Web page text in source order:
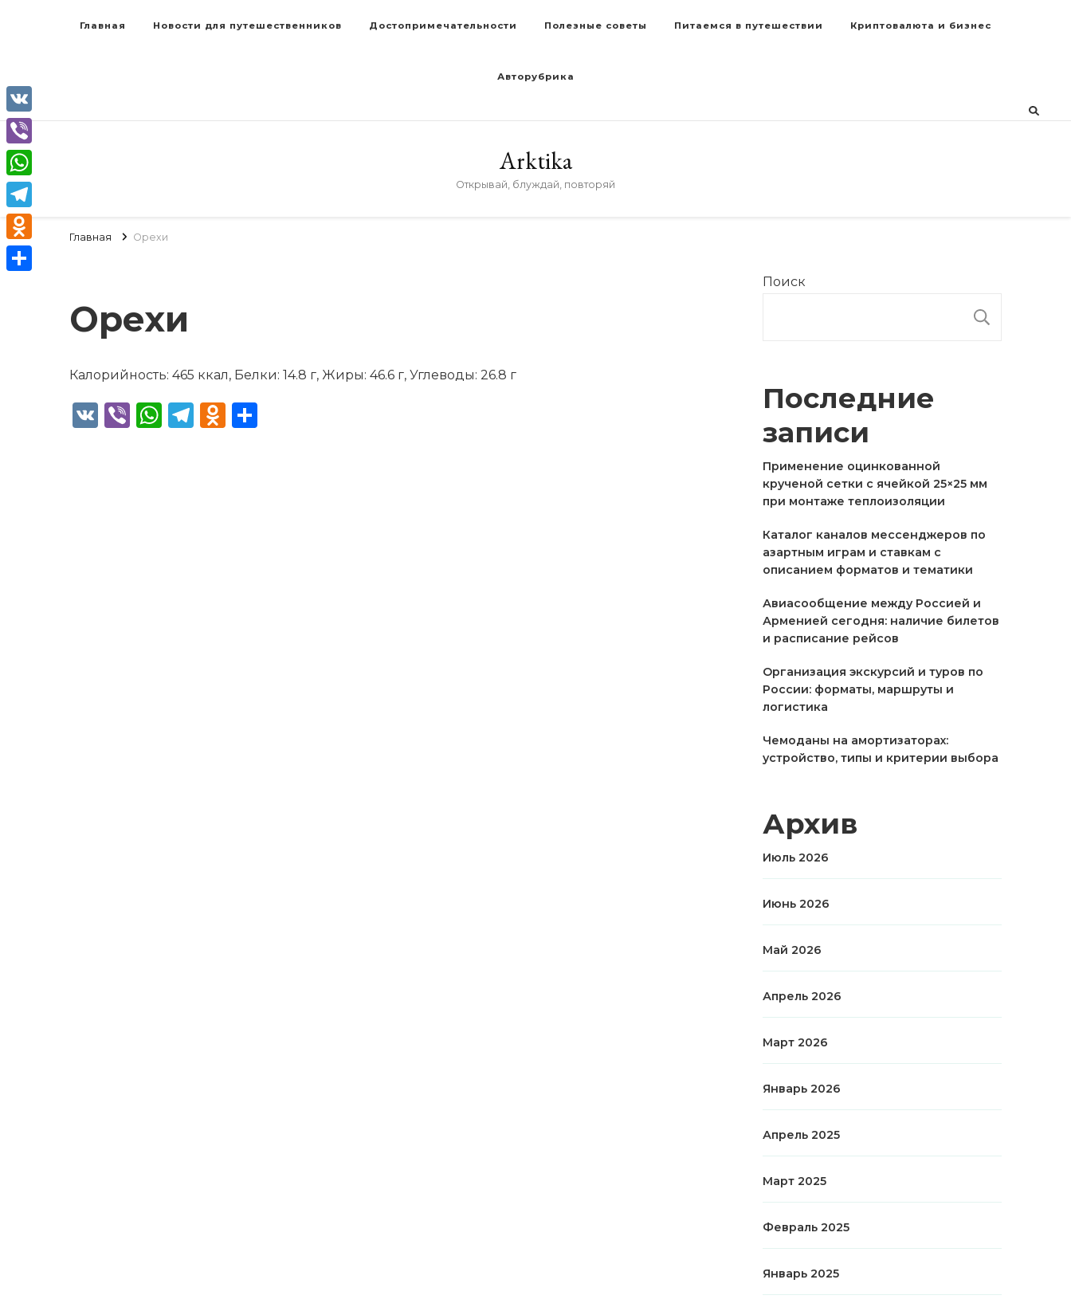
Главная Новости для путешественников Достопримечательности Полезные советы Питаемся в путешествии Криптовалюта и бизнес
Авторубрика
Arktika
Открывай, блуждай, повторяй
Главная Орехи
Орехи
Калорийность: 465 ккал, Белки: 14.8 г, Жиры: 46.6 г, Углеводы: 26.8 г
VK ViberWhatsApp
Telegram
Odnoklassniki
Поиск
Последние
записи
Применение оцинкованной
крученой сетки с ячейкой 25×25 мм
при монтаже теплоизоляции
Каталог каналов мессенджеров по
азартным играм и ставкам с
описанием форматов и тематики
Авиасообщение между Россией и
Арменией сегодня: наличие билетов
и расписание рейсов
Организация экскурсий и туров по
России: форматы, маршруты и
логистика
Чемоданы на амортизаторах:
устройство, типы и критерии выбора
Архив
Июль 2026
Июнь 2026
Май 2026
Апрель 2026
Март 2026
Январь 2026
Апрель 2025
Март 2025
Февраль 2025
Январь 2025
VK
Viber
WhatsApp
Telegram
Odnoklassniki